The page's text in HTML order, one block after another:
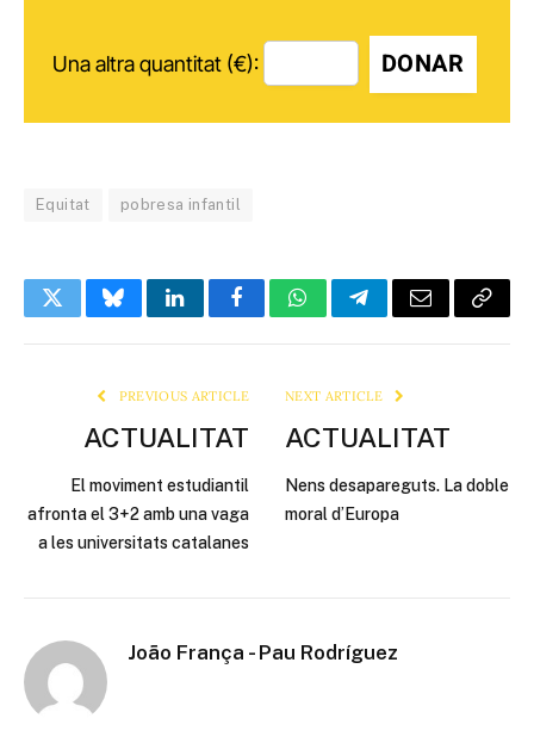
Una altra quantitat (€): DONAR
Equitat pobresa infantil
TwitterBlueskyLinkedInFacebookWhatsAppTelegramEmail Copy
PREVIOUS ARTICLE
ACTUALITAT
El moviment estudiantil
afronta el 3+2 amb una vaga
a les universitats catalanes
NEXT ARTICLE
ACTUALITAT
Nens desapareguts. La doble
moral d’Europa
João França - Pau Rodríguez